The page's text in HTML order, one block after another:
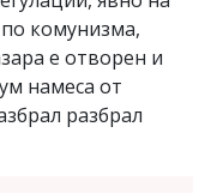
комунизма,
е отворен и
намеса от
разбрал